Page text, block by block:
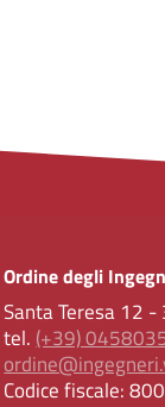
Ordine degli
Santa Teresa 12
tel. (+39)
Codice fiscale: